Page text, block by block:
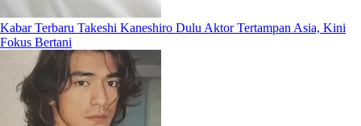
Kabar Terbaru Takeshi Kaneshiro Dulu Aktor Tertampan Asia, Kini
Fokus Bertani